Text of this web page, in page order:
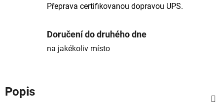
Přeprava certifikovanou dopravou UPS.
Doručení do druhého dne
na jakékoliv místo
Popis